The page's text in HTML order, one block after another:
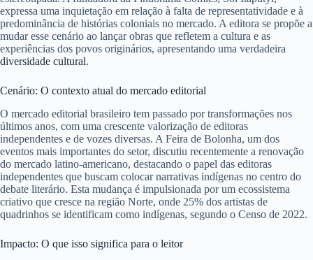
expressa uma inquietação em relação à falta de representatividade e à
predominância de histórias coloniais no mercado. A editora se propõe a
mudar esse cenário ao lançar obras que refletem a cultura e as
experiências dos povos originários, apresentando uma verdadeira
diversidade cultural.
Cenário: O contexto atual do mercado editorial
O mercado editorial brasileiro tem passado por transformações nos
últimos anos, com uma crescente valorização de editoras
independentes e de vozes diversas. A Feira de Bolonha, um dos
eventos mais importantes do setor, discutiu recentemente a renovação
do mercado latino-americano, destacando o papel das editoras
independentes que buscam colocar narrativas indígenas no centro do
debate literário. Esta mudança é impulsionada por um ecossistema
criativo que cresce na região Norte, onde 25% dos artistas de
quadrinhos se identificam como indígenas, segundo o Censo de 2022.
Impacto: O que isso significa para o leitor